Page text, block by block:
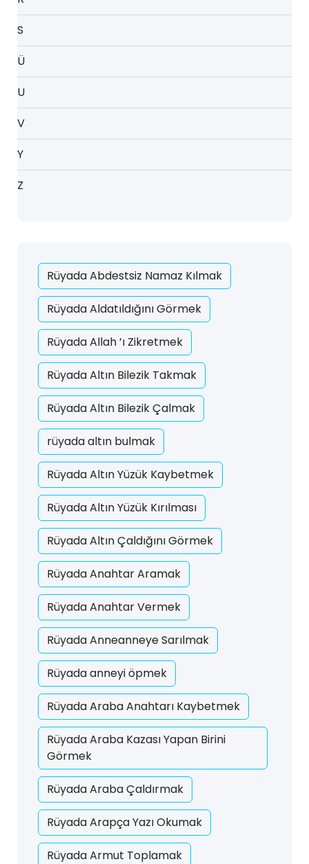
S
Ü
U
V
Y
Z
Rüyada Abdestsiz Namaz Kılmak
Rüyada Aldatıldığını Görmek
Rüyada Allah ’ı Zikretmek
Rüyada Altın Bilezik Takmak
Rüyada Altın Bilezik Çalmak
rüyada altın bulmak
Rüyada Altın Yüzük Kaybetmek
Rüyada Altın Yüzük Kırılması
Rüyada Altın Çaldığını Görmek
Rüyada Anahtar Aramak
Rüyada Anahtar Vermek
Rüyada Anneanneye Sarılmak
Rüyada anneyi öpmek
Rüyada Araba Anahtarı Kaybetmek
Rüyada Araba Kazası Yapan Birini
Görmek
Rüyada Araba Çaldırmak
Rüyada Arapça Yazı Okumak
Rüyada Armut Toplamak